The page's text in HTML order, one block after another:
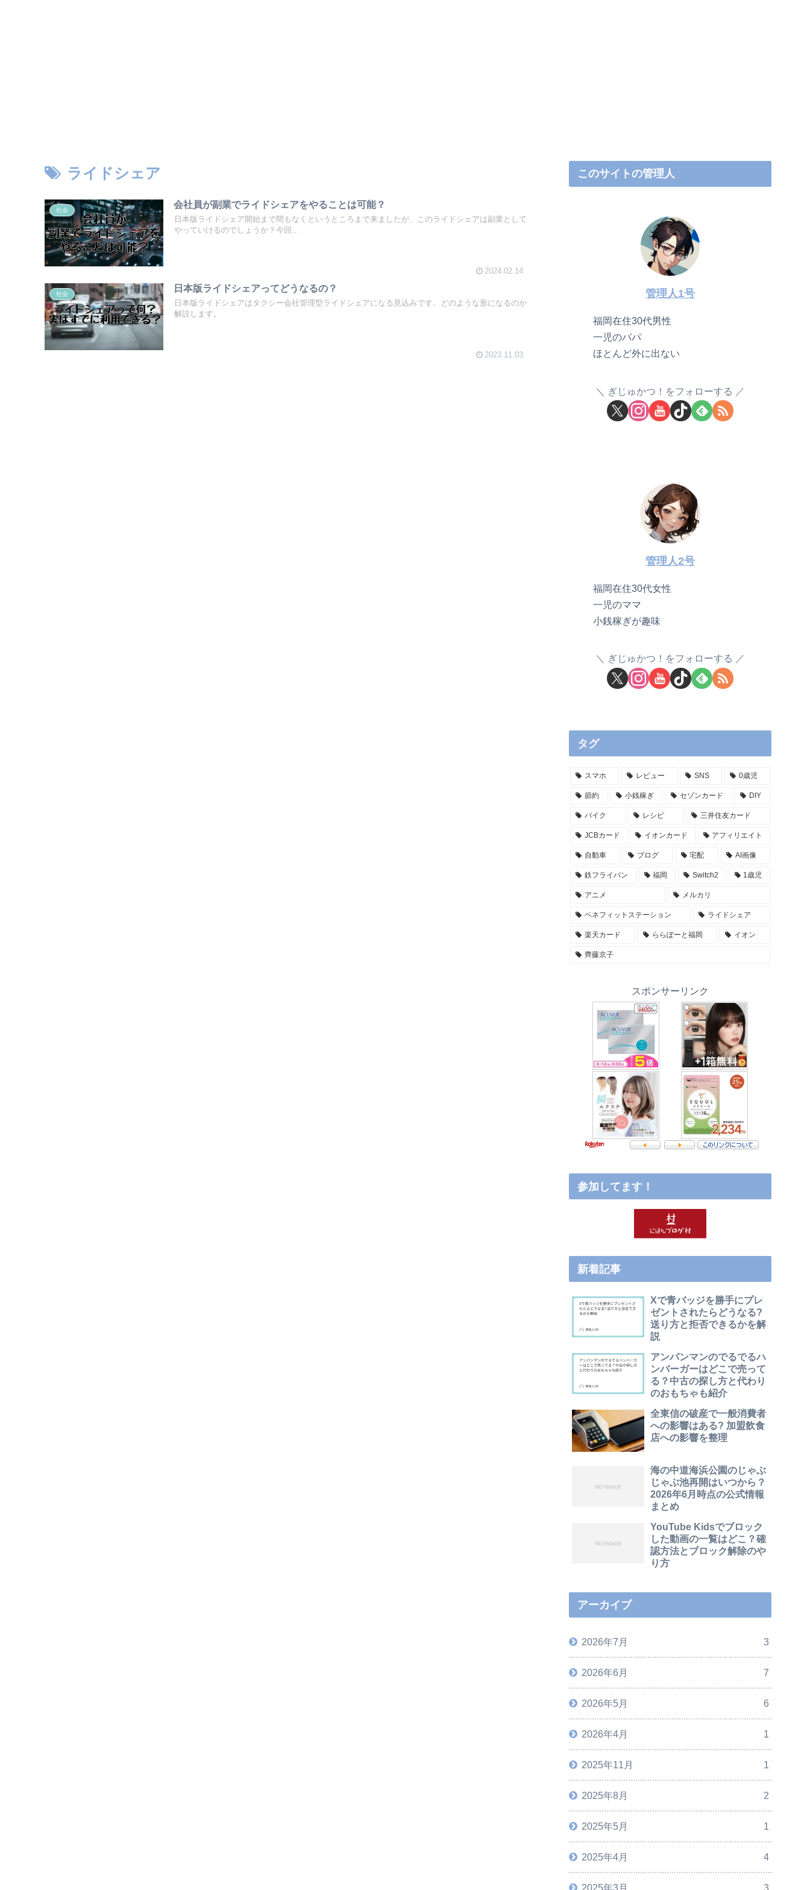
ライドシェア
社会
会社員が副業でライドシェアをやることは可能？
日本版ライドシェア開始まで間もなくというところまで来ましたが、このライドシェアは副業として
やっていけるのでしょうか？今回...
2024.02.14
社会
日本版ライドシェアってどうなるの？
日本版ライドシェアはタクシー会社管理型ライドシェアになる見込みです。どのような形になるのか
解説します。
2023.11.03
このサイトの管理人
管理人1号
福岡在住30代男性
一児のパパ
ほとんど外に出ない
ぎじゅかつ！をフォローする
管理人2号
福岡在住30代女性
一児のママ
小銭稼ぎが趣味
ぎじゅかつ！をフォローする
タグ
スマホ レビュー SNS 0歳児
節約 小銭稼ぎ セゾンカード DIY
バイク レシピ 三井住友カード
JCBカード イオンカード アフィリエイト
自動車 ブログ 宅配 AI画像
鉄フライパン 福岡 Switch2 1歳児
アニメ メルカリ
ベネフィットステーション ライドシェア
楽天カード ららぽーと福岡 イオン
齊藤京子
スポンサーリンク
参加してます！
新着記事
Xで青バッジを勝手にプレ
ゼントされたらどうなる?
送り方と拒否できるかを解
説
アンパンマンのでるでるハ
ンバーガーはどこで売って
る？中古の探し方と代わり
のおもちゃも紹介
全東信の破産で一般消費者
への影響はある? 加盟飲食
店への影響を整理
海の中道海浜公園のじゃぶ
じゃぶ池再開はいつから？
2026年6月時点の公式情報
まとめ
YouTube Kidsでブロック
した動画の一覧はどこ？確
認方法とブロック解除のや
り方
アーカイブ
2026年7月 3
2026年6月 7
2026年5月 6
2026年4月 1
2025年11月 1
2025年8月 2
2025年5月 1
2025年4月 4
2025年3月 3